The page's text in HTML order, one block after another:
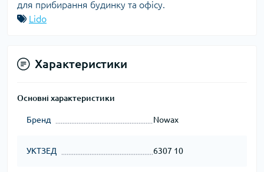
для прибирання будинку та офісу.
Lido
Характеристики
Основні характеристики
Бренд Nowax
УКТЗЕД 6307 10